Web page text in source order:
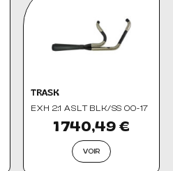
TRASK
EXH 2:1 ASLT BLK/SS 00-17
1 740,49 €
VOIR